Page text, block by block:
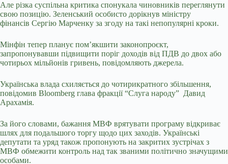
Але різка суспільна критика спонукала чиновників переглянути
свою позицію. Зеленський особисто дорікнув міністру
фінансів Сергію Марченку за згоду на такі непопулярні кроки.
Мінфін тепер планує пом’якшити законопроєкт,
запропонувавши підвищити поріг доходів від ПДВ до двох або
чотирьох мільйонів гривень, повідомляють джерела.
Українська влада схиляється до чотирикратного збільшення,
повідомив Вloomberg глава фракції “Слуга народу” Давид
Арахамія.
За його словами, бажання МВФ врятувати програму відкриває
шлях для подальшого торгу щодо цих заходів. Українські
депутати та уряд також пропонують на закритих зустрічах з
МВФ обмежити контроль над так званими політично значущими
особами.